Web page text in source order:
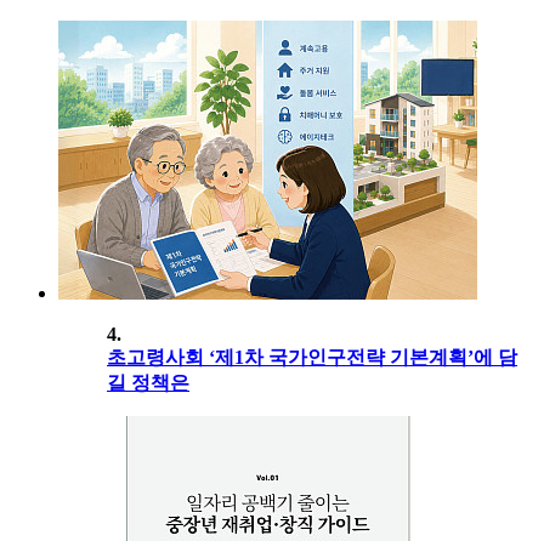
4.
초고령사회 ‘제1차 국가인구전략 기본계획’에 담
길 정책은